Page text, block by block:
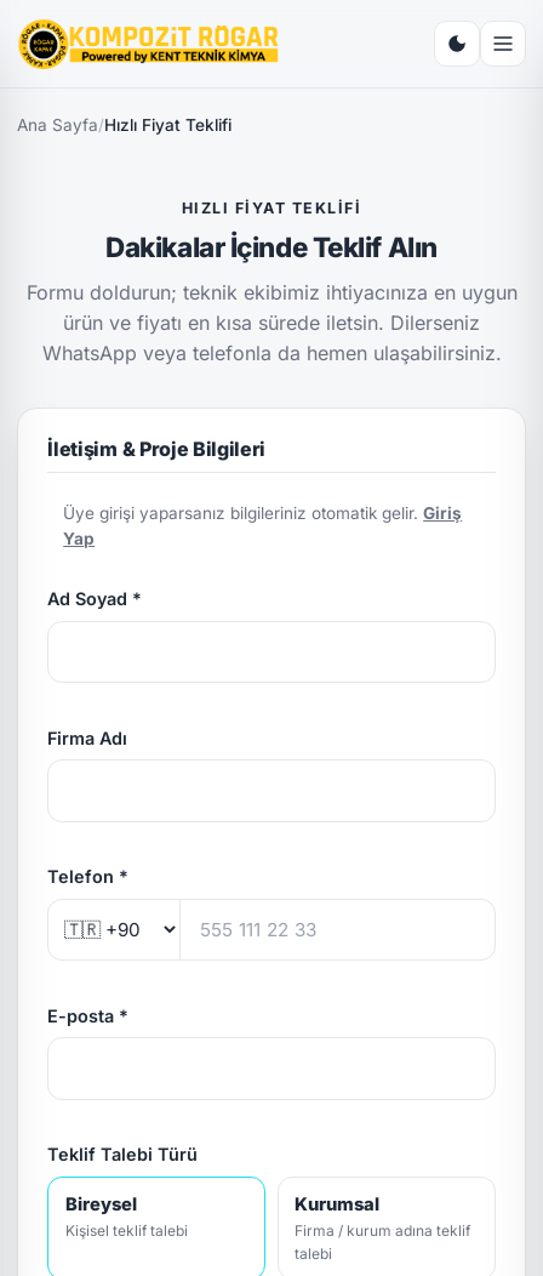
Ana Sayfa/Hızlı Fiyat Teklifi
HIZLI FIYAT TEKLIFI
Dakikalar İçinde Teklif Alın
Formu doldurun; teknik ekibimiz ihtiyacınıza en uygun
ürün ve fiyatı en kısa sürede iletsin. Dilerseniz
WhatsApp veya telefonla da hemen ulaşabilirsiniz.
İletişim & Proje Bilgileri
Üye girişi yaparsanız bilgileriniz otomatik gelir.Giriş
Yap
Ad Soyad *
Firma Adı
Telefon *
E-posta *
Teklif Talebi Türü
Bireysel
Kişisel teklif talebi
Kurumsal
Firma / kurum adına teklif
talebi